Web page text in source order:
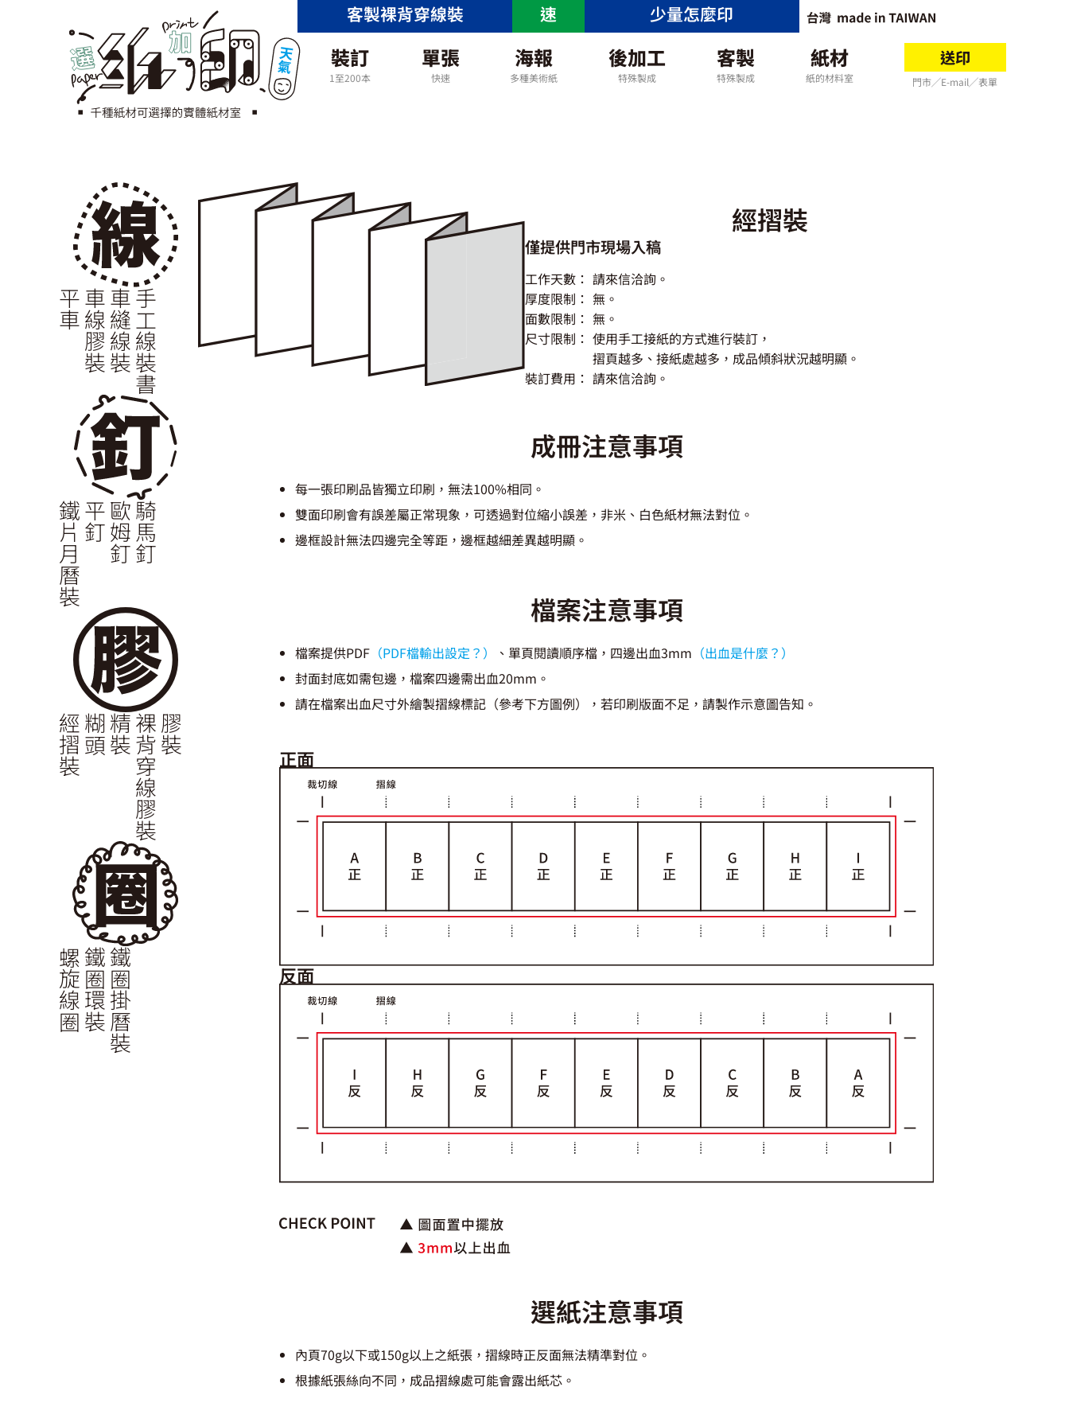
客製裸背穿線裝 速 少量怎麼印
裝訂
1至200本
單張
快速
海報
多種美術紙
後加工
特殊製成
客製
特殊製成
紙材
紙的材料室
送印
門市╱E-mail╱表單
平車車線膠裝車縫線裝手工線裝書
鐵片月曆裝平釘歐姆釘騎馬釘
經摺裝糊頭精裝裸背穿線膠裝膠裝
螺旋線圈鐵圈環裝鐵圈掛曆裝
經摺裝
僅提供門市現場入稿
工作天數： 請來信洽詢。
厚度限制： 無。
面數限制： 無。
尺寸限制： 使用手工接紙的方式進行裝訂，
摺頁越多、接紙處越多，成品傾斜狀況越明顯。
裝訂費用： 請來信洽詢。
成冊注意事項
每一張印刷品皆獨立印刷，無法100%相同。
雙面印刷會有誤差屬正常現象，可透過對位縮小誤差，非米、白色紙材無法對位。
邊框設計無法四邊完全等距，邊框越細差異越明顯。
檔案注意事項
檔案提供PDF （PDF檔輸出設定？） 、單頁閱讀順序檔，四邊出血3mm （出血是什麼？）
封面封底如需包邊，檔案四邊需出血20mm。
請在檔案出血尺寸外繪製摺線標記（參考下方圖例），若印刷版面不足，請製作示意圖告知。
正面
反面
選紙注意事項
內頁70g以下或150g以上之紙張，摺線時正反面無法精準對位。
根據紙張絲向不同，成品摺線處可能會露出紙芯。